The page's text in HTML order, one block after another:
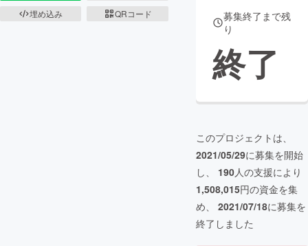
埋め込み
QRコード
募集終了まで残
り
終了
このプロジェクトは、
2021/05/29に募集を開始
し、 190人の支援により
1,508,015円の資金を集
め、 2021/07/18に募集を
終了しました